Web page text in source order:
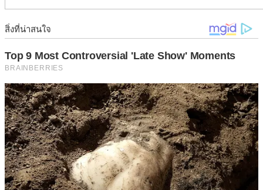
ไว้มาวางไว้บนใบหน้า เกลี่ยกระเทียมให้ทั่วทั้งหน้า เน้นใน
บริเวณที่เป็นรอยที่ต้องการจะแก้ ทิ้งเอาไว้ 10-15 นาที ในขั้น
ตอนนี้อาจจะรู้สึกคันเล็กน้อยให้ทนเอาไว้ก่อน เมื่อครบเวลาก็
ล้างออกด้วยน้ำสะอาด ทาครีมบำรุง หรือน้ำมันมะพร้าว เพื่อ
ฟื้นฟูผิวหน้า